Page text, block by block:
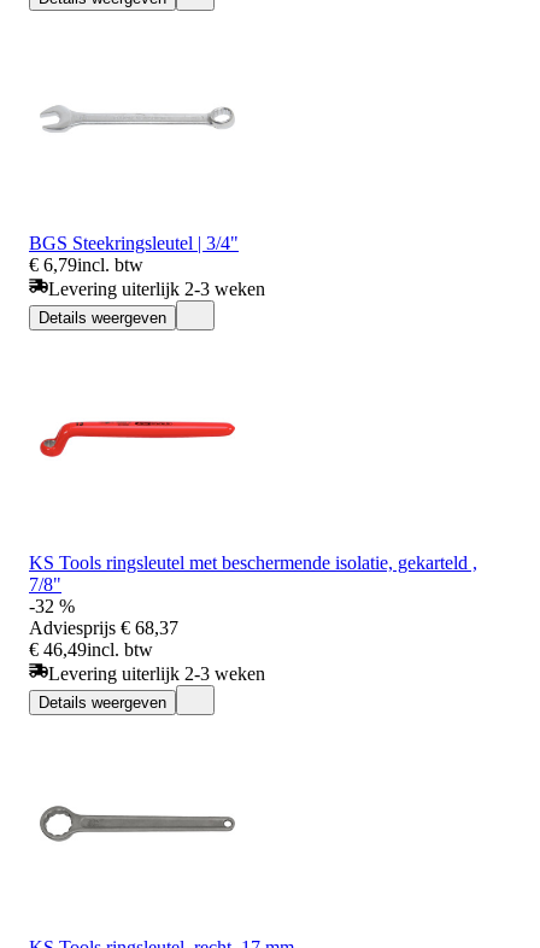
BGS Steekringsleutel | 3/4"
€ 6,79incl. btw
Levering uiterlijk 2-3 weken
Details weergeven
KS Tools ringsleutel met beschermende isolatie, gekarteld ,
7/8"
-32 %
Adviesprijs € 68,37
€ 46,49incl. btw
Levering uiterlijk 2-3 weken
Details weergeven